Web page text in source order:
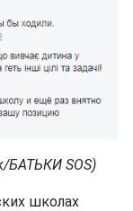
БАТЬКИ SOS)
школах